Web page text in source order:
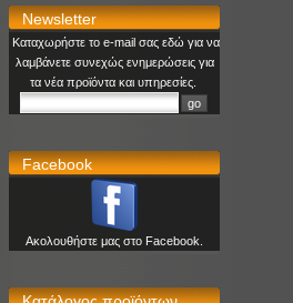
Newsletter
Καταχωρήστε το e-mail σας εδώ για να
λαμβάνετε συνεχώς ενημερώσεις για
τα νέα προϊόντα και υπηρεσίες.
Facebook
Ακολουθήστε μας στο Facebook.